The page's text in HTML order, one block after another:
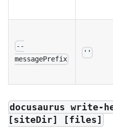
--
messagePrefix
''
docusaurus write-
[siteDir] [files]